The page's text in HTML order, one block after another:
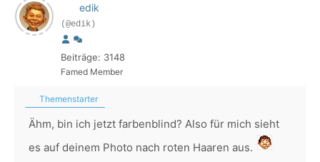
edik
(@edik)
Beiträge: 3148
Famed Member
Themenstarter
Ähm, bin ich jetzt farbenblind? Also für mich sieht
es auf deinem Photo nach roten Haaren aus.